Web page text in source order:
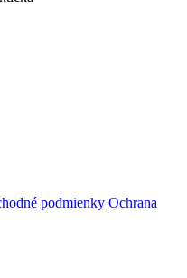
podmienky Ochrana